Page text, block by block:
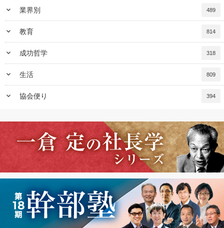
keyboard_arrow_down 業界別 489
keyboard_arrow_down 教育 814
keyboard_arrow_down 成功哲学 318
keyboard_arrow_down 生活 809
keyboard_arrow_down 協会便り 394